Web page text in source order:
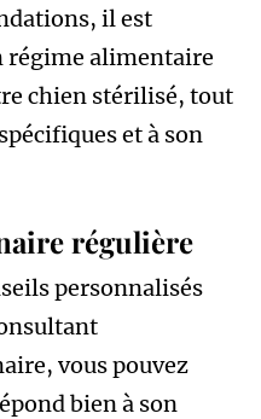
il est
régime alimentaire
chien stérilisé, tout
et à son
régulière
personnalisés
vous pouvez
bien à son